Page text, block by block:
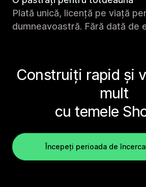
Plată unică, licență pe viață
dumneavoastră. Fără dată de
Construiți rapid și
mult
cu temele
Începeți perioada de